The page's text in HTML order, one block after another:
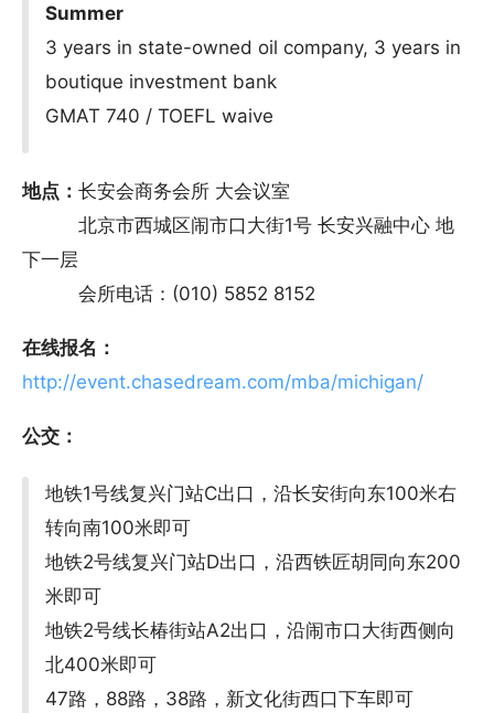
Summer
3 years in state-owned oil company, 3 years in
boutique investment bank
GMAT 740 / TOEFL waive
地点： 长安会商务会所 大会议室
北京市西城区闹市口大街1号 长安兴融中心 地
下一层
会所电话：(010) 5852 8152
在线报名：
http://event.chasedream.com/mba/michigan/
公交：
地铁1号线复兴门站C出口，沿长安街向东100米右
转向南100米即可
地铁2号线复兴门站D出口，沿西铁匠胡同向东200
米即可
地铁2号线长椿街站A2出口，沿闹市口大街西侧向
北400米即可
47路，88路，38路，新文化街西口下车即可